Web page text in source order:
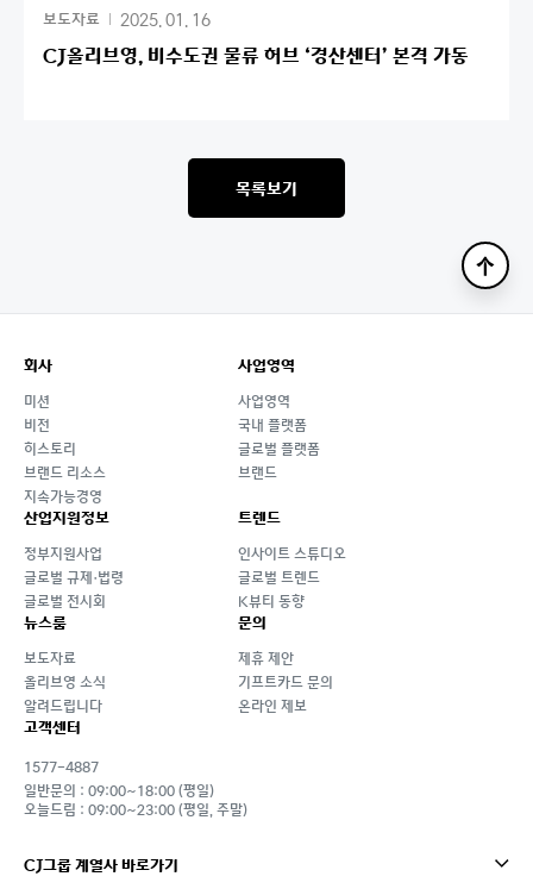
보도자료 2025. 01. 16
CJ올리브영, 비수도권 물류 허브 ‘경산센터’ 본격 가동
목록보기
맨
로
회사
미션
비전
히스토리
브랜드 리소스
지속가능경영
사업영역
사업영역
국내 플랫폼
글로벌 플랫폼
브랜드
산업지원정보
정부지원사업
글로벌 규제·법령
글로벌 전시회
트렌드
인사이트 스튜디오
글로벌 트렌드
K뷰티 동향
뉴스룸
보도자료
올리브영 소식
알려드립니다
문의
제휴 제안
기프트카드 문의
온라인 제보
고객센터
1577-4887
일반문의 : 09:00~18:00 (평일)
오늘드림 : 09:00~23:00 (평일, 주말)
CJ그룹 계열사 바로가기